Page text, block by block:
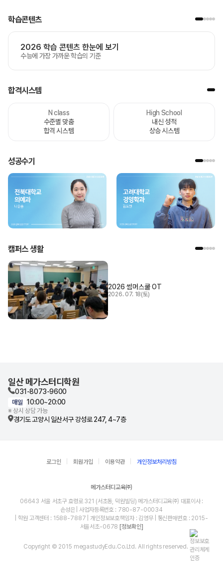
학습콘텐츠
2026 학습 콘텐츠 한눈에 보기
수능에 가장 가까운 학습의 기준
합격시스템
N class
수준별 맞춤
합격 시스템
High School
내신 성적
상승 시스템
성공수기
캠퍼스 생활
2026 썸머스쿨 OT
2026. 07. 18(토)
일산 메가스터디학원
031-8073-9600
매일 10:00~20:00
※ 상시 상담 가능
경기도 고양시 일산서구 강성로 247, 4~7층
로그인 회원가입 이용약관 개인정보처리방침
메가스터디교육㈜
06643 서울 서초구 효령로 321 (서초동, 덕원빌딩) 메가스터디교육㈜ 대표이사 :
손성은 | 사업자등록번호 : 780-87-00034
| 학원 고객센터 : 1588-7887 | 개인정보보호책임자 : 김영무 | 통신판매번호 : 2015-
서울서초-0678 [정보확인]
Copyright © 2015 megastudyEdu.Co.Ltd. All rights reserved.